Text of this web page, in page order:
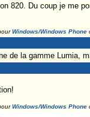
820. Du coup je me
Windows/Windows Phone
de la gamme Lumia,
Windows/Windows Phone